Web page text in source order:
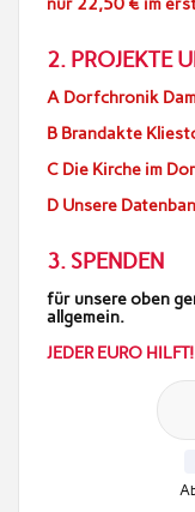
nur 22,50 € im
2. PROJEKTE
A Dorfchronik
B Brandakte
C Die Kirche im
D Unsere
3. SPENDEN
für unsere oben
allgemein.
JEDER EURO